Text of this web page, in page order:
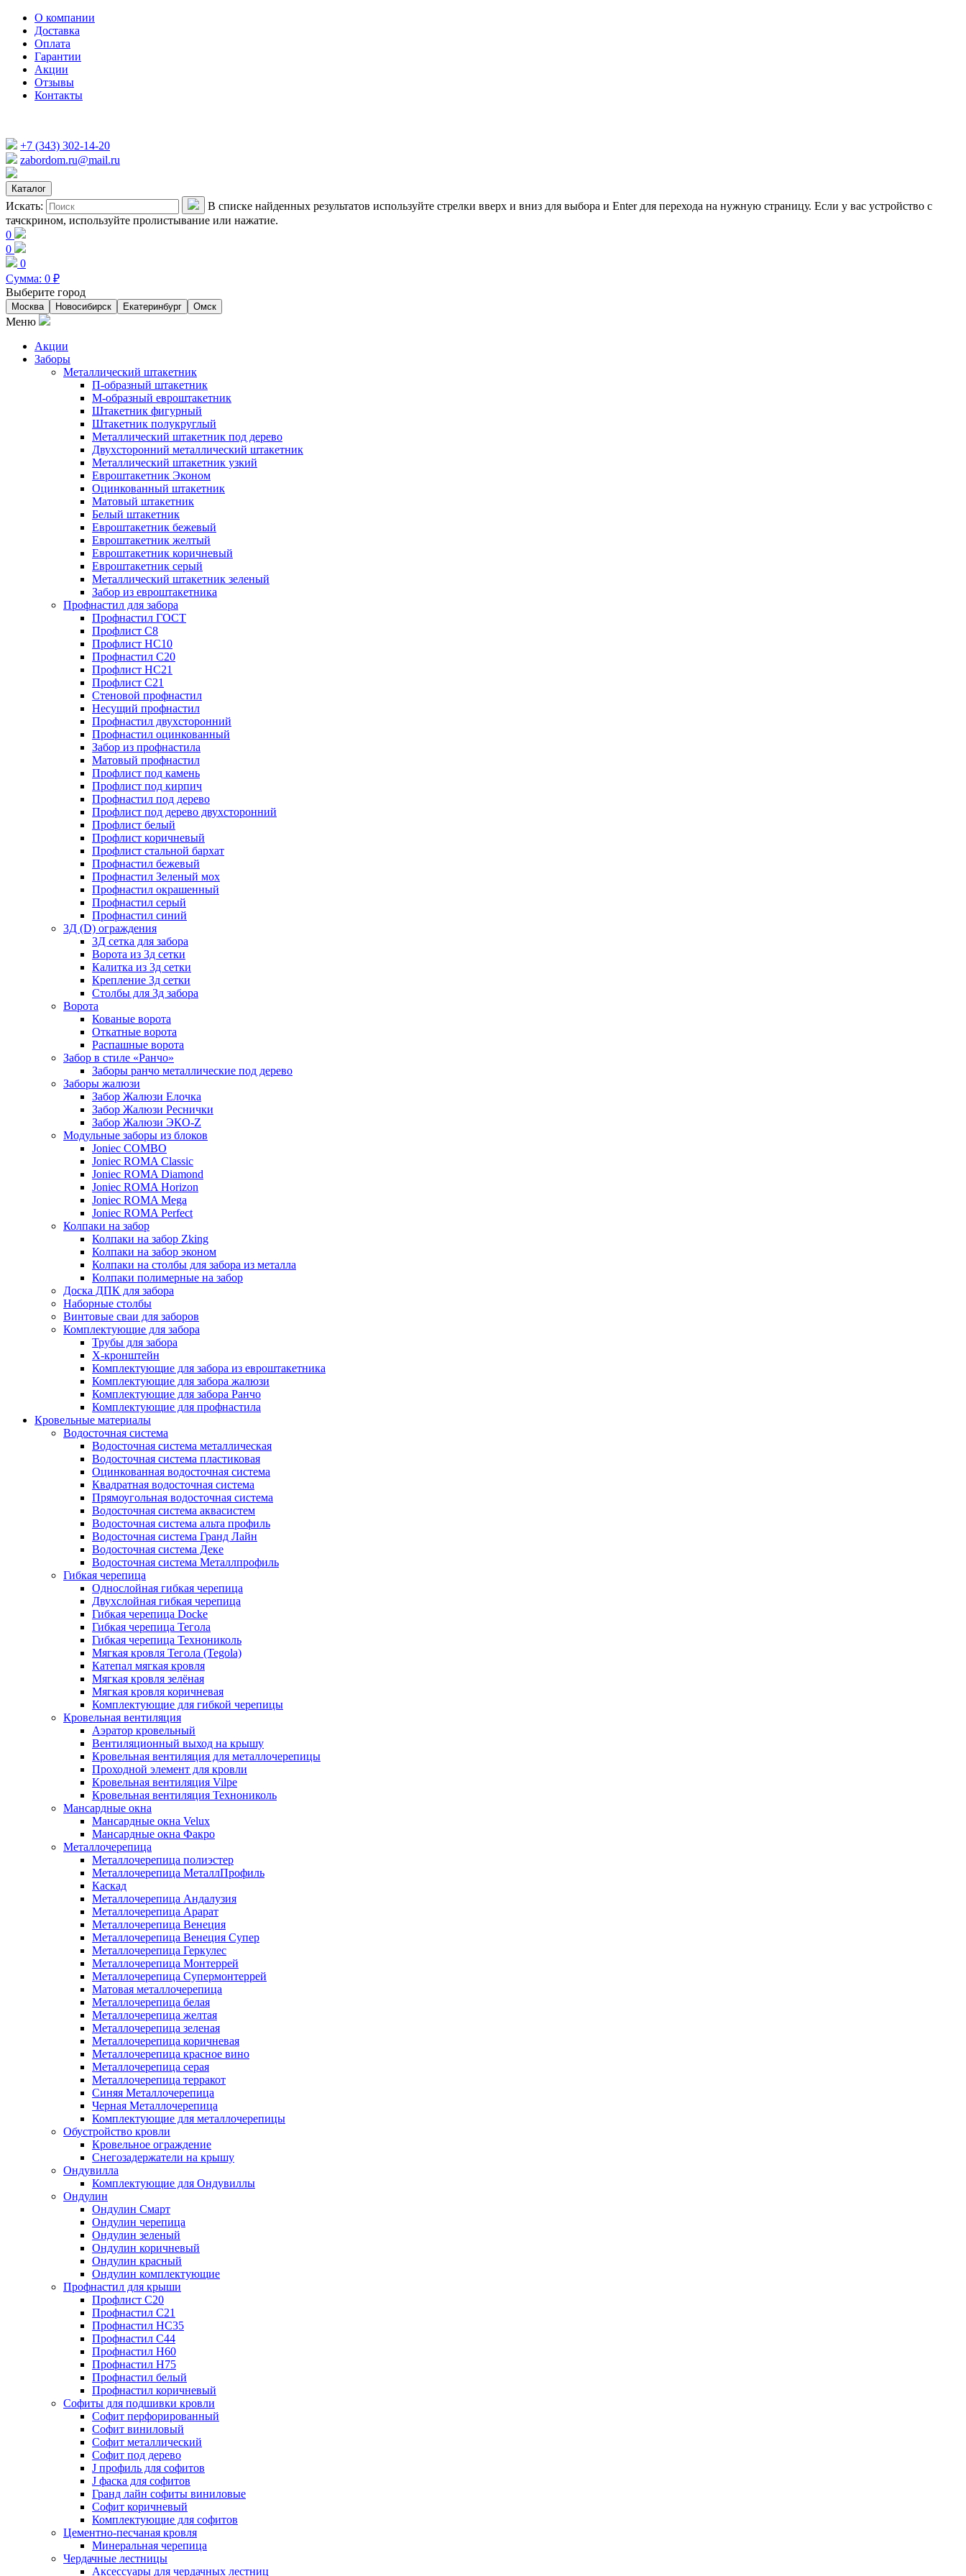
О компании
Доставка
Оплата
Гарантии
Акции
Отзывы
Контакты
+7 (343) 302-14-20
zabordom.ru@mail.ru
Каталог
Искать:
В списке найденных результатов используйте стрелки вверх и вниз для выбора и Enter для перехода на нужную страницу. Если у вас устройство с
тачскрином, используйте пролистывание или нажатие.
0
0
0
Сумма: 0 ₽
Выберите город
Москва Новосибирск Екатеринбург Омск
Меню
Акции
Заборы
Металлический штакетник
П-образный штакетник
М-образный евроштакетник
Штакетник фигурный
Штакетник полукруглый
Металлический штакетник под дерево
Двухсторонний металлический штакетник
Металлический штакетник узкий
Евроштакетник Эконом
Оцинкованный штакетник
Матовый штакетник
Белый штакетник
Евроштакетник бежевый
Евроштакетник желтый
Евроштакетник коричневый
Евроштакетник серый
Металлический штакетник зеленый
Забор из евроштакетника
Профнастил для забора
Профнастил ГОСТ
Профлист С8
Профлист НС10
Профнастил С20
Профлист НС21
Профлист С21
Стеновой профнастил
Несущий профнастил
Профнастил двухсторонний
Профнастил оцинкованный
Забор из профнастила
Матовый профнастил
Профлист под камень
Профлист под кирпич
Профнастил под дерево
Профлист под дерево двухсторонний
Профлист белый
Профлист коричневый
Профлист стальной бархат
Профнастил бежевый
Профнастил Зеленый мох
Профнастил окрашенный
Профнастил серый
Профнастил синий
3Д (D) ограждения
3Д сетка для забора
Ворота из 3д сетки
Калитка из 3д сетки
Крепление 3д сетки
Столбы для 3д забора
Ворота
Кованые ворота
Откатные ворота
Распашные ворота
Забор в стиле «Ранчо»
Заборы ранчо металлические под дерево
Заборы жалюзи
Забор Жалюзи Елочка
Забор Жалюзи Реснички
Забор Жалюзи ЭКО-Z
Модульные заборы из блоков
Joniec COMBO
Joniec ROMA Classic
Joniec ROMA Diamond
Joniec ROMA Horizon
Joniec ROMA Mega
Joniec ROMA Perfect
Колпаки на забор
Колпаки на забор Zking
Колпаки на забор эконом
Колпаки на столбы для забора из металла
Колпаки полимерные на забор
Доска ДПК для забора
Наборные столбы
Винтовые сваи для заборов
Комплектующие для забора
Трубы для забора
Х-кронштейн
Комплектующие для забора из евроштакетника
Комплектующие для забора жалюзи
Комплектующие для забора Ранчо
Комплектующие для профнастила
Кровельные материалы
Водосточная система
Водосточная система металлическая
Водосточная система пластиковая
Оцинкованная водосточная система
Квадратная водосточная система
Прямоугольная водосточная система
Водосточная система аквасистем
Водосточная система альта профиль
Водосточная система Гранд Лайн
Водосточная система Деке
Водосточная система Металлпрофиль
Гибкая черепица
Однослойная гибкая черепица
Двухслойная гибкая черепица
Гибкая черепица Docke
Гибкая черепица Тегола
Гибкая черепица Технониколь
Мягкая кровля Тегола (Tegola)
Катепал мягкая кровля
Мягкая кровля зелёная
Мягкая кровля коричневая
Комплектующие для гибкой черепицы
Кровельная вентиляция
Аэратор кровельный
Вентиляционный выход на крышу
Кровельная вентиляция для металлочерепицы
Проходной элемент для кровли
Кровельная вентиляция Vilpe
Кровельная вентиляция Технониколь
Мансардные окна
Мансардные окна Velux
Мансардные окна Факро
Металлочерепица
Металлочерепица полиэстер
Металлочерепица МеталлПрофиль
Каскад
Металлочерепица Андалузия
Металлочерепица Арарат
Металлочерепица Венеция
Металлочерепица Венеция Супер
Металлочерепица Геркулес
Металлочерепица Монтеррей
Металлочерепица Супермонтеррей
Матовая металлочерепица
Металлочерепица белая
Металлочерепица желтая
Металлочерепица зеленая
Металлочерепица коричневая
Металлочерепица красное вино
Металлочерепица серая
Металлочерепица терракот
Синяя Металлочерепица
Черная Металлочерепица
Комплектующие для металлочерепицы
Обустройство кровли
Кровельное ограждение
Снегозадержатели на крышу
Ондувилла
Комплектующие для Ондувиллы
Ондулин
Ондулин Смарт
Ондулин черепица
Ондулин зеленый
Ондулин коричневый
Ондулин красный
Ондулин комплектующие
Профнастил для крыши
Профлист С20
Профнастил С21
Профнастил НС35
Профнастил С44
Профнастил Н60
Профнастил Н75
Профнастил белый
Профнастил коричневый
Софиты для подшивки кровли
Cофит перфорированный
Софит виниловый
Софит металлический
Софит под дерево
J профиль для софитов
J фаска для софитов
Гранд лайн софиты виниловые
Софит коричневый
Комплектующие для софитов
Цементно-песчаная кровля
Минеральная черепица
Чердачные лестницы
Аксессуары для чердачных лестниц